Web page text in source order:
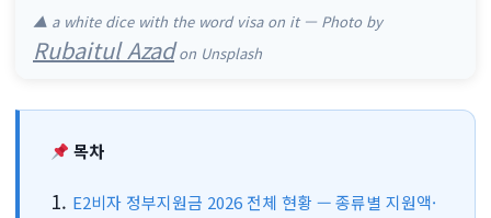
▲ a white dice with the word visa on it — Photo by
Rubaitul Azadon Unsplash
목차
E2비자 정부지원금 2026 전체 현황 — 종류별 지원액·